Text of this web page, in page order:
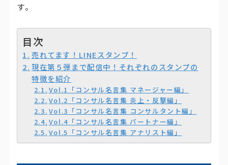
す。
目次
売れてます！LINEスタンプ！
現在第５弾まで配信中！それぞれのスタンプの
特徴を紹介
Vol.1「コンサル名言集 マネージャー編」
Vol.2「コンサル名言集 炎上・反撃編」
Vol.3「コンサル名言集 コンサルタント編」
Vol.4「コンサル名言集 パートナー編」
Vol.5「コンサル名言集 アナリスト編」